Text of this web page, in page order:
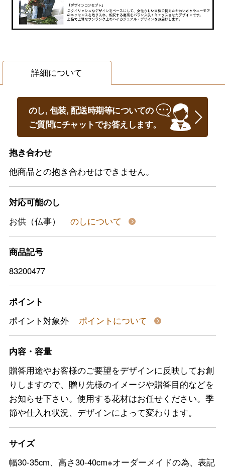
詳細について
のし, 包装, 配送時期等についての
ご質問にチャットでお答えします。
抱き合わせ
他商品との抱き合わせはできません。
対応可能のし
お供（仏事）
のしについて
商品記号
83200477
ポイント
ポイント対象外
ポイントについて
内容・容量
贈答用途やお客様のご要望をデザインに反映してお創
りしますので、贈り先様のイメージや贈答目的などを
お知らせ下さい。使用する花材はお任せください。季
節や仕入れ状況、デザインによって変わります。
サイズ
幅30-35cm、高さ30-40cm※オーダーメイドの為、表記